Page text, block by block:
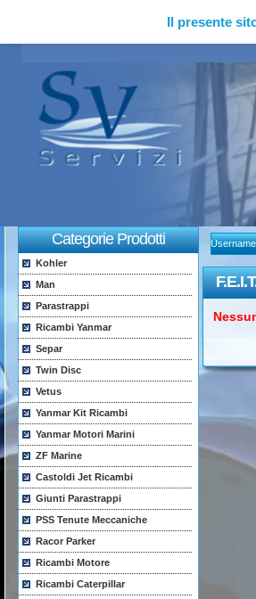
Il presente
Categorie Prodotti
Kohler
Man
Parastrappi
Ricambi Yanmar
Separ
Twin Disc
Vetus
Yanmar Kit Ricambi
Yanmar Motori Marini
ZF Marine
Castoldi Jet Ricambi
Giunti Parastrappi
PSS Tenute Meccaniche
Racor Parker
Ricambi Motore
Ricambi Caterpillar
Username